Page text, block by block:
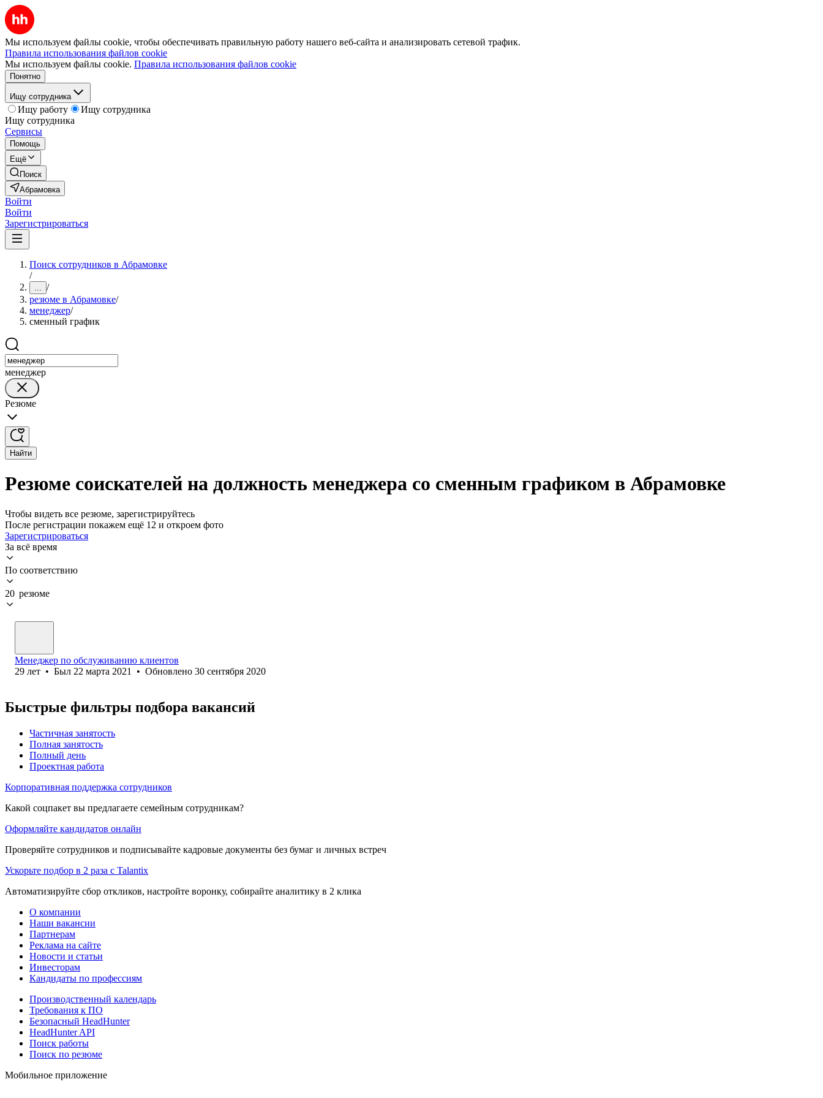
Мы используем файлы cookie, чтобы обеспечивать правильную работу нашего веб-сайта и анализировать сетевой трафик.
Правила использования файлов cookie
Мы используем файлы cookie. Правила использования файлов cookie
Понятно
Ищу сотрудника
Ищу работу
Ищу сотрудника
Ищу сотрудника
Сервисы
Помощь
Ещё
Поиск
Абрамовка
Войти
Войти
Зарегистрироваться
Поиск сотрудников в Абрамовке
/
... /
резюме в Абрамовке/
менеджер/
сменный график
менеджер
Резюме
Найти
Резюме соискателей на должность менеджера со сменным графиком в Абрамовке
Чтобы видеть все резюме, зарегистрируйтесь
После регистрации покажем ещё 12 и откроем фото
Зарегистрироваться
За всё время
По соответствию
20 резюме
Менеджер по обслуживанию клиентов
29 лет • Был 22 марта 2021 • Обновлено 30 сентября 2020
Быстрые фильтры подбора вакансий
Частичная занятость
Полная занятость
Полный день
Проектная работа
Корпоративная поддержка сотрудников
Какой соцпакет вы предлагаете семейным сотрудникам?
Оформляйте кандидатов онлайн
Проверяйте сотрудников и подписывайте кадровые документы без бумаг и личных встреч
Ускорьте подбор в 2 раза с Talantix
Автоматизируйте сбор откликов, настройте воронку, собирайте аналитику в 2 клика
О компании
Наши вакансии
Партнерам
Реклама на сайте
Новости и статьи
Инвесторам
Кандидаты по профессиям
Производственный календарь
Требования к ПО
Безопасный HeadHunter
HeadHunter API
Поиск работы
Поиск по резюме
Мобильное приложение